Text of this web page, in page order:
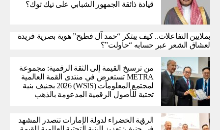
قيادة ذائقة الجمهور الشبابي على تيك توك؟
بملايين التفاعلات.. كيف يبتكر “حمد آل فطيح” هوية بصرية فريدة
لعشاق الشعر عبر حسابه “حاولت”؟
من ترسيخ القيمة إلى الثقة الرقمية: مجموعة
METRA تستعرض في منتدى القمة العالمية
لمجتمع المعلومات (WSIS) 2026 بجنيف بنية
تحتية للأصول الرقمية المدعومة بالذهب
الرؤية الخضراء لدولة الإمارات تتصدر المشهد